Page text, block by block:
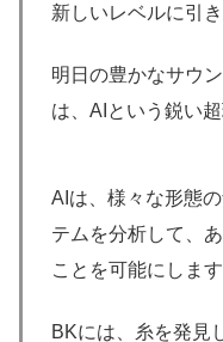
新しいレベルに引き
明日の豊かなサウ
は、AIという鋭い
AIは、様々な形態
テムを分析して、
ことを可能にします
BKには、糸を発見